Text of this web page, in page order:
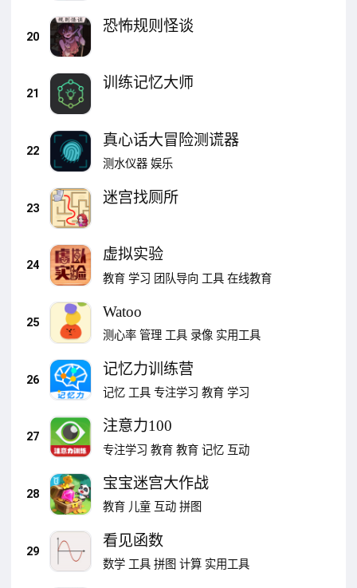
20
恐怖规则怪谈
21
训练记忆大师
22
真心话大冒险测谎器
测水仪器 娱乐
23
迷宫找厕所
24
虚拟实验
教育 学习 团队导向 工具 在线教育
25
Watoo
测心率 管理 工具 录像 实用工具
26
记忆力训练营
记忆 工具 专注学习 教育 学习
27
注意力100
专注学习 教育 教育 记忆 互动
28
宝宝迷宫大作战
教育 儿童 互动 拼图
29
看见函数
数学 工具 拼图 计算 实用工具